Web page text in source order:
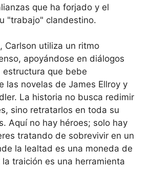
que ha forjado y el
"trabajo" clandestino.
Carlson utiliza un ritmo
apoyándose en diálogos
que bebe
las novelas de James Ellroy y
La historia no busca redimir
sino retratarlos en toda su
Aquí no hay héroes; solo hay
tratando de sobrevivir en un
la lealtad es una moneda de
traición es una herramienta